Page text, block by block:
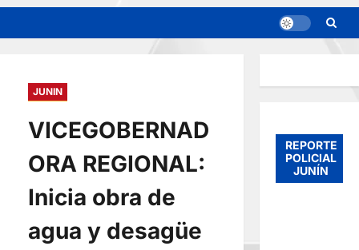
JUNIN
VICEGOBERNAD
ORA REGIONAL:
Inicia obra de
agua y desagüe
REPORTE
POLICIAL
JUNÍN